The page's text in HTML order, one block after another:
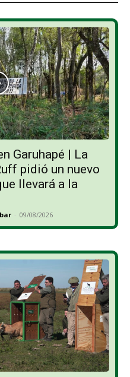
Garuhapé | La
pidió un nuevo
llevará a la
- 09/08/2026